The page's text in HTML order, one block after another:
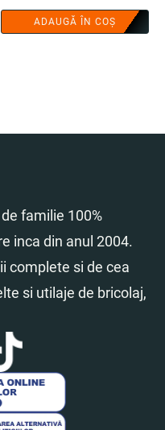
inițial
a
curent
este:
ADAUGĂ ÎN COȘ
familie 100%
inca din anul 2004.
complete si de cea
si utilaje de bricolaj,